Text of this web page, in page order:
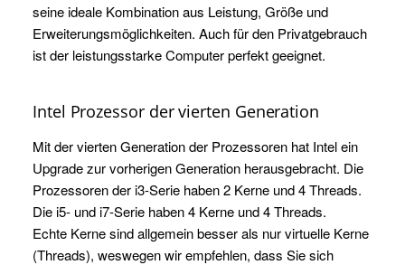
seine ideale Kombination aus Leistung, Größe und
Erweiterungsmöglichkeiten. Auch für den Privatgebrauch
ist der leistungsstarke Computer perfekt geeignet.
Intel Prozessor der vierten Generation
Mit der vierten Generation der Prozessoren hat Intel ein
Upgrade zur vorherigen Generation herausgebracht. Die
Prozessoren der i3-Serie haben 2 Kerne und 4 Threads.
Die i5- und i7-Serie haben 4 Kerne und 4 Threads.
Echte Kerne sind allgemein besser als nur virtuelle Kerne
(Threads), weswegen wir empfehlen, dass Sie sich